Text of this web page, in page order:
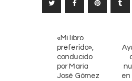
Navegación
de
entradas
NOTICIAS
ANTERIORES
«Mi libro
preferido»,
conducido
por María
José Gómez
en